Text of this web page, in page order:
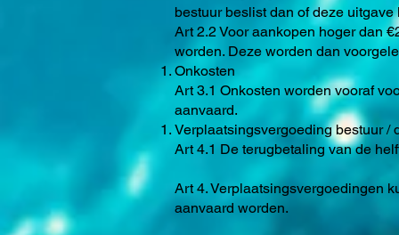
bestuur beslist dan of deze uitgave
Art 2.2 Voor aankopen hoger dan
worden. Deze worden dan
Onkosten
Art 3.1 Onkosten worden vooraf
aanvaard.
Verplaatsingsvergoeding bestuur /
Art 4.1 De terugbetaling van de
Art 4. Verplaatsingsvergoedingen
aanvaard worden.